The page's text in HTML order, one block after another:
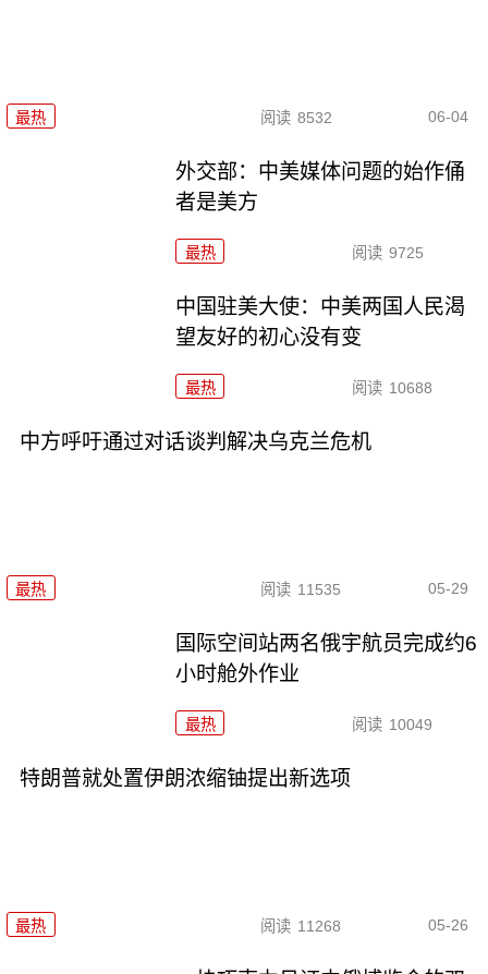
最热 阅读 8532 06-04
外交部：中美媒体问题的始作俑
者是美方
最热 阅读 9725
中国驻美大使：中美两国人民渴
望友好的初心没有变
最热 阅读 10688
中方呼吁通过对话谈判解决乌克兰危机
最热 阅读 11535 05-29
国际空间站两名俄宇航员完成约6
小时舱外作业
最热 阅读 10049
特朗普就处置伊朗浓缩铀提出新选项
最热 阅读 11268 05-26